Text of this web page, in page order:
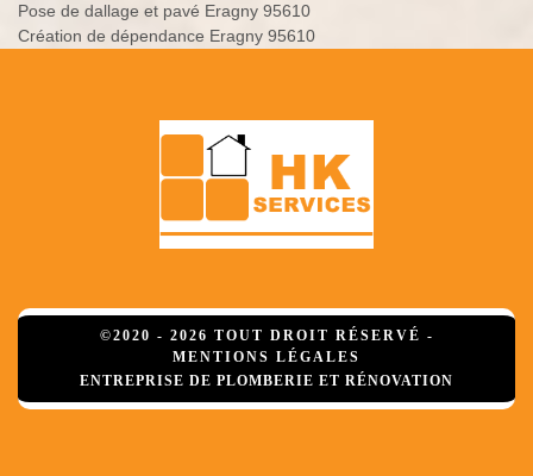
Pose de dallage et pavé Eragny 95610
Création de dépendance Eragny 95610
©2020 - 2026 TOUT DROIT RÉSERVÉ -
MENTIONS LÉGALES
ENTREPRISE DE PLOMBERIE ET RÉNOVATION